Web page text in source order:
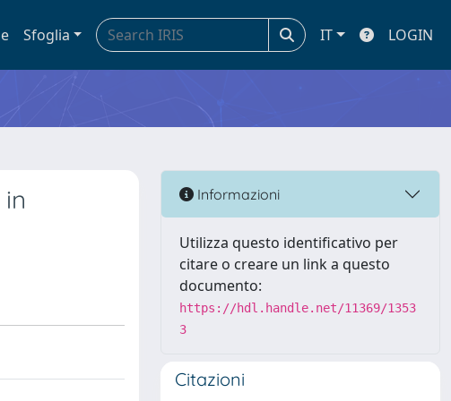
Sfoglia IT LOGIN
Informazioni
Utilizza questo identificativo per
citare o creare un link a questo
documento:
https://hdl.handle.net/11369/1353
3
Citazioni